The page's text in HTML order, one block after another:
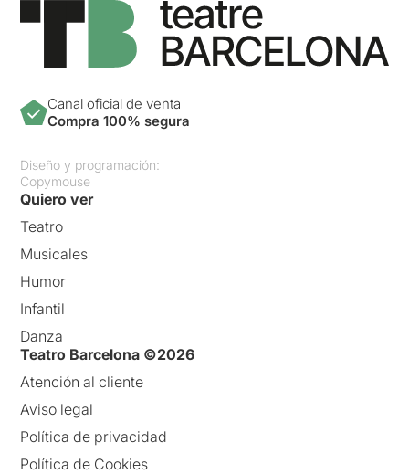
Canal oficial de venta
Compra 100% segura
Diseño y programación:
Copymouse
Quiero ver
Teatro
Musicales
Humor
Infantil
Danza
Teatro Barcelona ©2026
Atención al cliente
Aviso legal
Política de privacidad
Política de Cookies